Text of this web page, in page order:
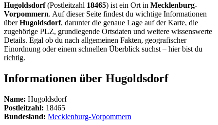
Hugoldsdorf(Postleitzahl 18465) ist ein Ort in Mecklenburg-
Vorpommern. Auf dieser Seite findest du wichtige Informationen
überHugoldsdorf, darunter die genaue Lage auf der Karte, die
zugehörige PLZ, grundlegende Ortsdaten und weitere wissenswerte
Details. Egal ob du nach allgemeinen Fakten, geografischer
Einordnung oder einem schnellen Überblick suchst – hier bist du
richtig.
Informationen über Hugoldsdorf
Name: Hugoldsdorf
Postleitzahl: 18465
Bundesland: Mecklenburg-Vorpommern